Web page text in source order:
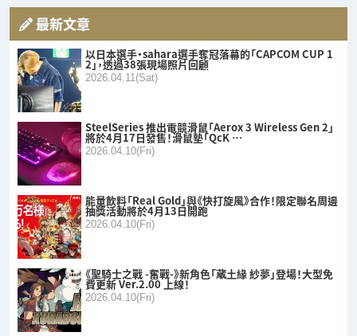
最新文章
以日本選手・sahara選手奪冠落幕的「CAPCOM CUP 1
2」，透過38張現場照片回顧
2026.04.11(Sat)
SteelSeries 推出電競滑鼠「Aerox 3 Wireless Gen 2」
將於4月17日發售！滑鼠墊「QcK …
2026.04.10(Fri)
能量飲料「Real Gold」與《快打旋風》合作！限定聯名周邊
抽獎活動將於4月13日開跑
2026.04.10(Fri)
《聖騎士之戰 -奮戰-》新角色「蔵土緣 紗夢」登場！大型免
費更新 Ver.2.00 上線！
2026.04.10(Fri)